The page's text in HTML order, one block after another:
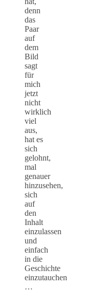
denn
das
Paar
auf
dem
Bild
sagt
für
mich
jetzt
nicht
wirklich
viel
aus,
hat es
sich
gelohnt,
mal
genauer
hinzusehen,
sich
auf
den
Inhalt
einzulassen
und
einfach
in die
Geschichte
einzutauchen
…